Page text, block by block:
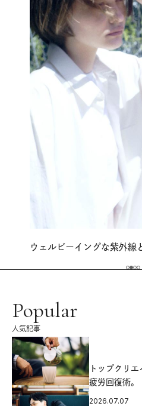
ウェルビーイングな紫外線
Popular
人気記事
トップクリ
疲労回復術。
2026.07.07